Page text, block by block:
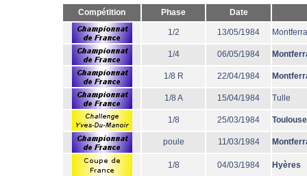
Compétition Phase Date
1/2 13/05/1984
1/4 06/05/1984
1/8 R 22/04/1984
1/8 A 15/04/1984 Tulle
1/8 25/03/1984 Toulouse
poule 11/03/1984
1/8 04/03/1984 Hyères